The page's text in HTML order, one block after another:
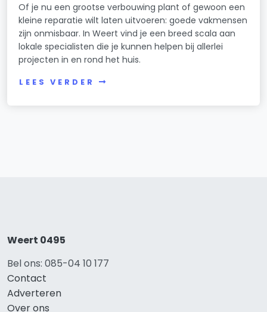
Of je nu een grootse verbouwing plant of gewoon een
kleine reparatie wilt laten uitvoeren: goede vakmensen
zijn onmisbaar. In Weert vind je een breed scala aan
lokale specialisten die je kunnen helpen bij allerlei
projecten in en rond het huis.
LEES VERDER
Weert 0495
Bel ons: 085-04 10 177
Contact
Adverteren
Over ons